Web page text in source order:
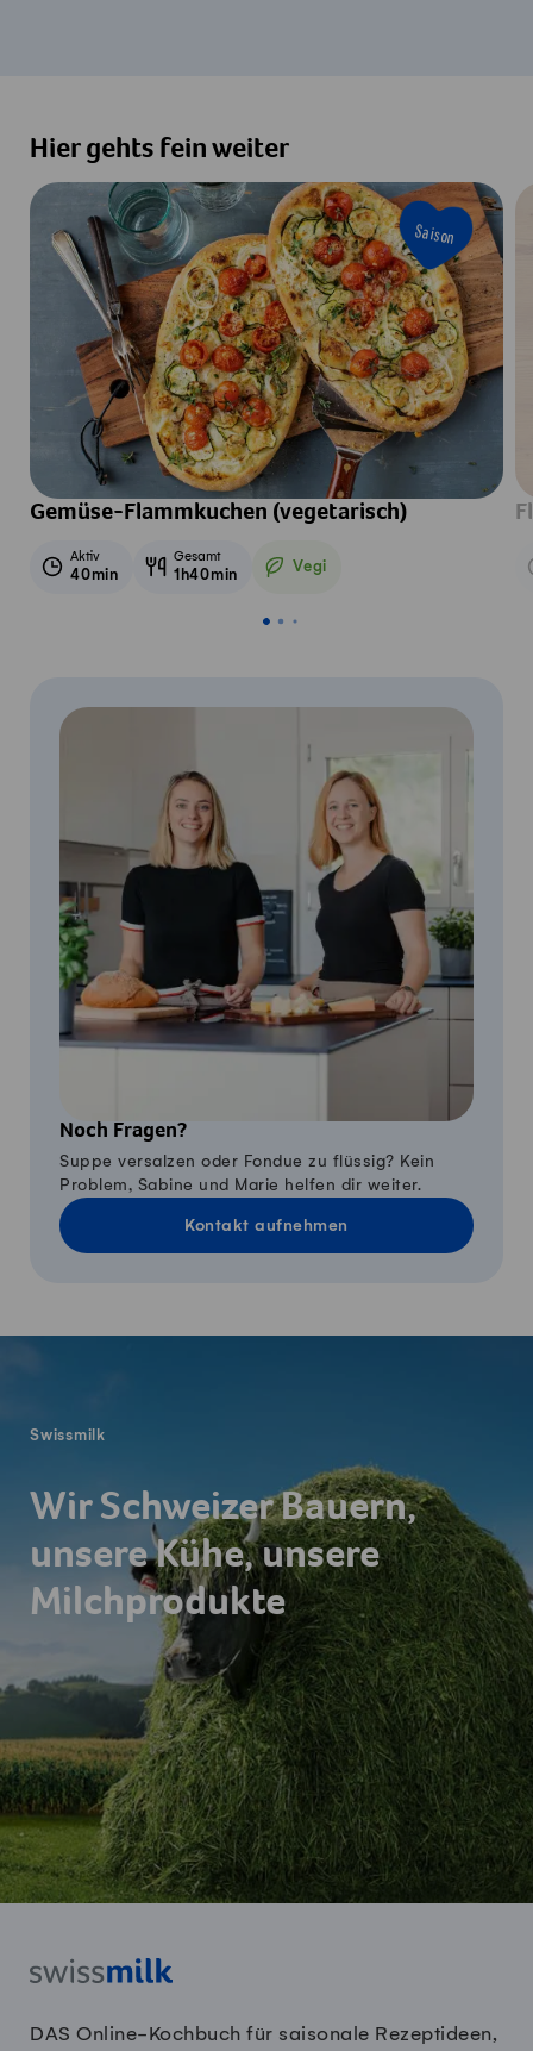
Hier gehts fein weiter
Saison
Gemüse-Flammkuchen (vegetarisch)
Aktiv
40min
Gesamt
1h40min Vegi
Vegetarisch
Noch Fragen?
Suppe versalzen oder Fondue zu flüssig? Kein
Problem, Sabine und Marie helfen dir weiter.
Kontakt aufnehmen
Swissmilk
Wir Schweizer Bauern,
unsere Kühe, unsere
Milchprodukte
DAS Online-Kochbuch für saisonale Rezeptideen,